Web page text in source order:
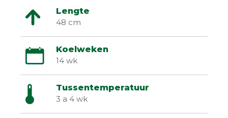
Lengte
48 cm
Koelweken
14 wk
Tussentemperatuur
3 a 4 wk